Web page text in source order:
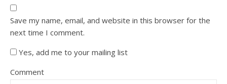
Save my name, email, and website in this browser for the
next time I comment.
Yes, add me to your mailing list
Comment